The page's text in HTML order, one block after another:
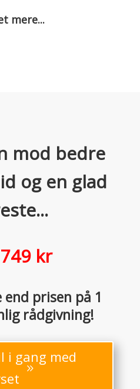
mere...
mod bedre
og en glad
kr
prisen på 1
rådgivning!
i gang med